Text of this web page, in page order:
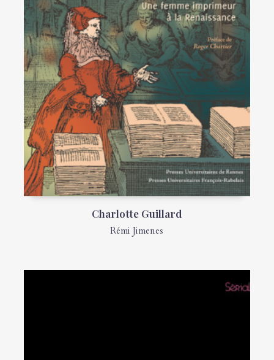
Charlotte Guillard
Rémi Jimenes